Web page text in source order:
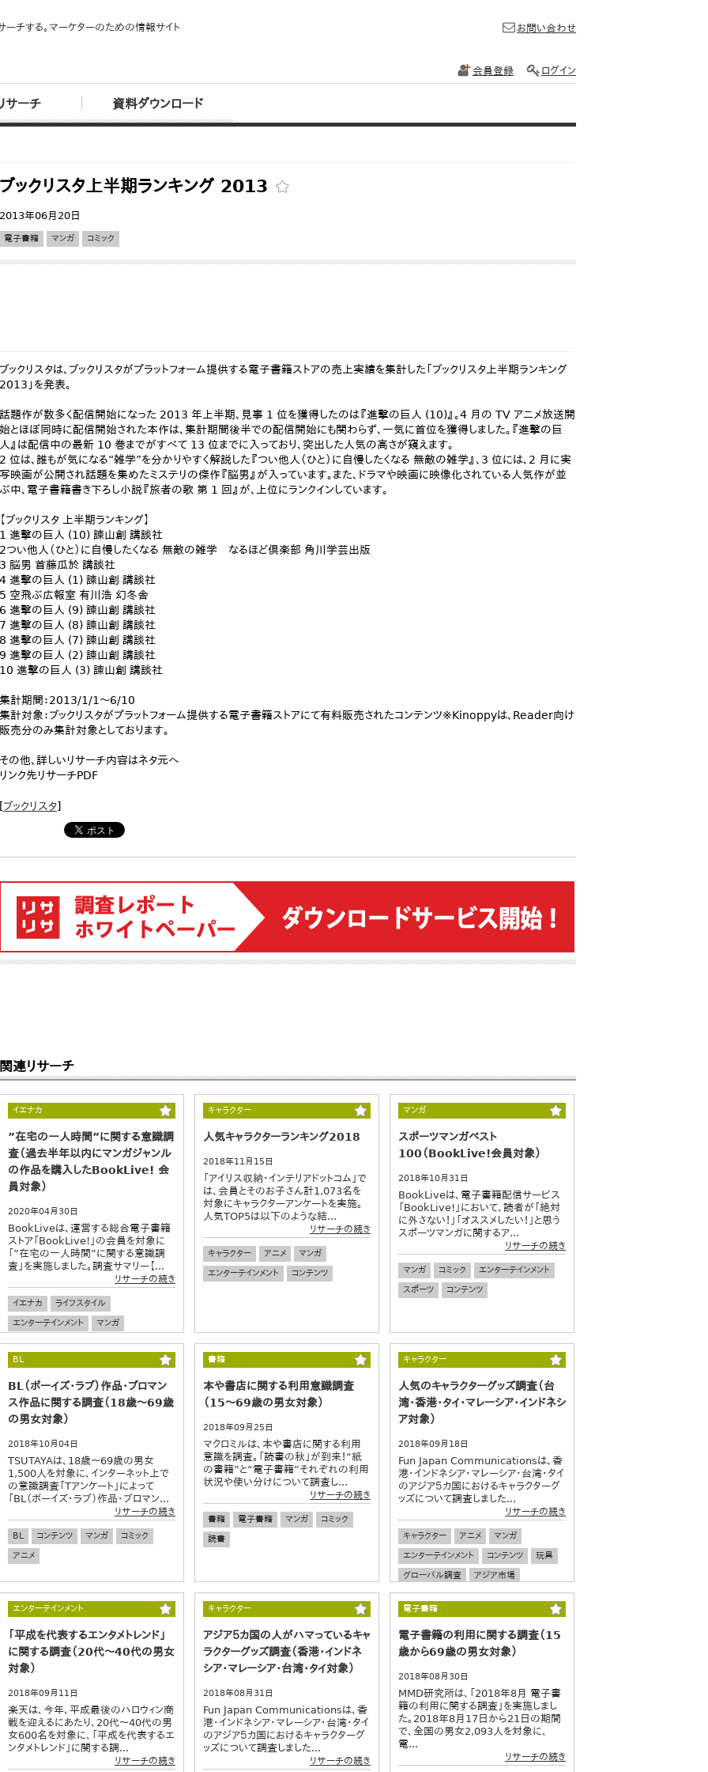
ーチする。マーケターのための情報サイト
サーチ 資料ダウンロード
お問い合わせ
会員登録 ログイン
ブックリスタ上半期ランキング 2013
2013年06月20日
電子書籍 マンガ コミック
ブックリスタは、ブックリスタがプラットフォーム提供する電子書籍ストアの売上実績を集計した「ブックリスタ上半期ランキング
2013」を発表。
話題作が数多く配信開始になった 2013 年上半期、見事 1 位を獲得したのは『進撃の巨人 (10)』。4 月の TV アニメ放送開
始とほぼ同時に配信開始された本作は、集計期間後半での配信開始にも関わらず、一気に首位を獲得しました。『進撃の巨
人』は配信中の最新 10 巻までがすべて 13 位までに入っており、突出した人気の高さが窺えます。
2 位は、誰もが気になる“雑学”を分かりやすく解説した『つい他人（ひと）に自慢したくなる 無敵の雑学』、3 位には、2 月に実
写映画が公開され話題を集めたミステリの傑作『脳男』が入っています。また、ドラマや映画に映像化されている人気作が並
ぶ中、電子書籍書き下ろし小説『旅者の歌 第 1 回』が、上位にランクインしています。
【ブックリスタ 上半期ランキング】
1 進撃の巨人 (10) 諫山創 講談社
2つい他人（ひと）に自慢したくなる 無敵の雑学 なるほど倶楽部 角川学芸出版
3 脳男 首藤瓜於 講談社
4 進撃の巨人 (1) 諫山創 講談社
5 空飛ぶ広報室 有川浩 幻冬舎
6 進撃の巨人 (9) 諫山創 講談社
7 進撃の巨人 (8) 諫山創 講談社
8 進撃の巨人 (7) 諫山創 講談社
9 進撃の巨人 (2) 諫山創 講談社
10 進撃の巨人 (3) 諫山創 講談社
集計期間：2013/1/1～6/10
集計対象：ブックリスタがプラットフォーム提供する電子書籍ストアにて有料販売されたコンテンツ※Kinoppyは、Reader向け
販売分のみ集計対象としております。
その他、詳しいリサーチ内容はネタ元へ
リンク先リサーチPDF
[ブックリスタ]
関連リサーチ
イエナカ
”在宅の一人時間”に関する意識調
査（過去半年以内にマンガジャンル
の作品を購入したBookLive! 会
員対象）
2020年04月30日
BookLiveは、運営する総合電子書籍
ストア「BookLive!」の会員を対象に
「”在宅の一人時間”に関する意識調
査」を実施しました。調査サマリー【...
リサーチの続き
イエナカ
ライフスタイル
エンターテインメント
マンガ
キャラクター
人気キャラクターランキング2018
2018年11月15日
「アイリス収納・インテリアドットコム」で
は、会員とそのお子さん計1,073名を
対象にキャラクターアンケートを実施。
人気TOP5は以下のような結...
リサーチの続き
キャラクター アニメ
マンガ
エンターテインメント
コンテンツ
マンガ
スポーツマンガベスト
100（BookLive!会員対象）
2018年10月31日
BookLiveは、電子書籍配信サービス
「BookLive!」において、読者が「絶対
に外さない！」「オススメしたい！」と思う
スポーツマンガに関するア...
リサーチの続き
マンガ コミック
エンターテインメント
スポーツ
コンテンツ
BL
BL（ボーイズ・ラブ）作品・ブロマン
ス作品に関する調査（18歳～69歳
の男女対象）
2018年10月04日
TSUTAYAは、18歳～69歳の男女
1,500人を対象に、インターネット上で
の意識調査「Tアンケート」によって
「BL（ボーイズ・ラブ）作品・ブロマン...
リサーチの続き
BL コンテンツ マンガ
コミック
アニメ
書籍
本や書店に関する利用意識調査
（15～69歳の男女対象）
2018年09月25日
マクロミルは、本や書店に関する利用
意識を調査。「読書の秋」が到来！“紙
の書籍”と“電子書籍”それぞれの利用
状況や使い分けについて調査し...
リサーチの続き
書籍 電子書籍 マンガ
コミック
読書
キャラクター
人気のキャラクターグッズ調査（台
湾・香港・タイ・マレーシア・インドネシ
ア対象）
2018年09月18日
Fun Japan Communicationsは、香
港・インドネシア・マレーシア・台湾・タイ
のアジア５カ国におけるキャラクターグ
ッズについて調査しました...
リサーチの続き
キャラクター アニメ
マンガ
エンターテインメント
コンテンツ
玩具
グローバル調査
アジア市場
エンターテインメント
「平成を代表するエンタメトレンド」
に関する調査（20代～40代の男女
対象）
2018年09月11日
楽天は、今年、平成最後のハロウィン商
戦を迎えるにあたり、20代～40代の男
女600名を対象に、「平成を代表するエ
ンタメトレンド」に関する調...
リサーチの続き
キャラクター
アジア５カ国の人がハマっているキャ
ラクターグッズ調査（香港・インドネ
シア・マレーシア・台湾・タイ対象）
2018年08月31日
Fun Japan Communicationsは、香
港・インドネシア・マレーシア・台湾・タイ
のアジア５カ国におけるキャラクターグ
ッズについて調査しました...
リサーチの続き
電子書籍
電子書籍の利用に関する調査（15
歳から69歳の男女対象）
2018年08月30日
MMD研究所は、「2018年8月 電子書
籍の利用に関する調査」を実施しまし
た。2018年8月17日から21日の期間
で、全国の男女2,093人を対象に、
電...
リサーチの続き